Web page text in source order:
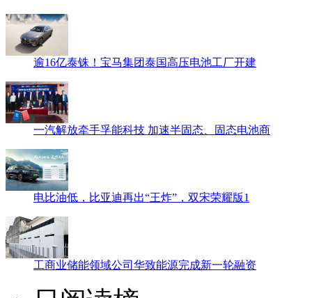
逾16亿泰铢！宝马集团泰国高压电池工厂开建
一汽解放牵手孚能科技 加速半固态、固态电池商
电比油低，比亚迪再出“王炸”，双宋荣耀版1
工商业储能领域公司华致能源完成新一轮融资